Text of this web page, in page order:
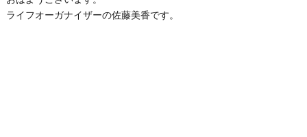
ライフオーガナイザーの佐藤美香です。